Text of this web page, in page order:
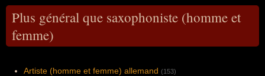
Plus général que saxophoniste (homme et
femme)
Artiste (homme et femme) allemand (153)